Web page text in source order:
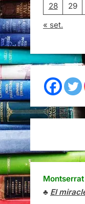
28
29
« set.
♣ El